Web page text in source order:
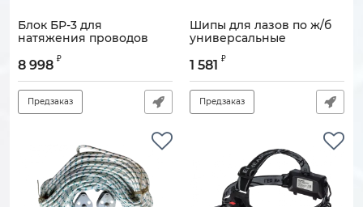
Блок БР-3 для
натяжения проводов
Артикул:
8 998 ₽
Предзаказ
Шипы для лазов по ж/б
универсальные
Артикул:
1 581 ₽
Предзаказ